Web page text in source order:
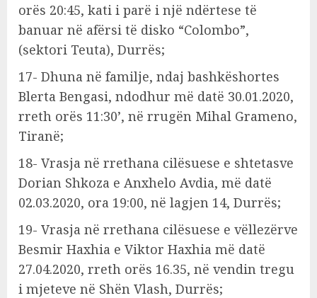
orës 20:45, kati i parë i një ndërtese të
banuar në afërsi të disko “Colombo”,
(sektori Teuta), Durrës;
17- Dhuna në familje, ndaj bashkëshortes
Blerta Bengasi, ndodhur më datë 30.01.2020,
rreth orës 11:30’, në rrugën Mihal Grameno,
Tiranë;
18- Vrasja në rrethana cilësuese e shtetasve
Dorian Shkoza e Anxhelo Avdia, më datë
02.03.2020, ora 19:00, në lagjen 14, Durrës;
19- Vrasja në rrethana cilësuese e vëllezërve
Besmir Haxhia e Viktor Haxhia më datë
27.04.2020, rreth orës 16.35, në vendin tregu
i mjeteve në Shën Vlash, Durrës;